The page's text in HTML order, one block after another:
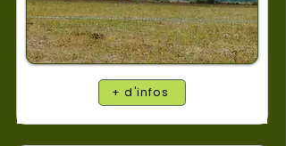
+ d'infos